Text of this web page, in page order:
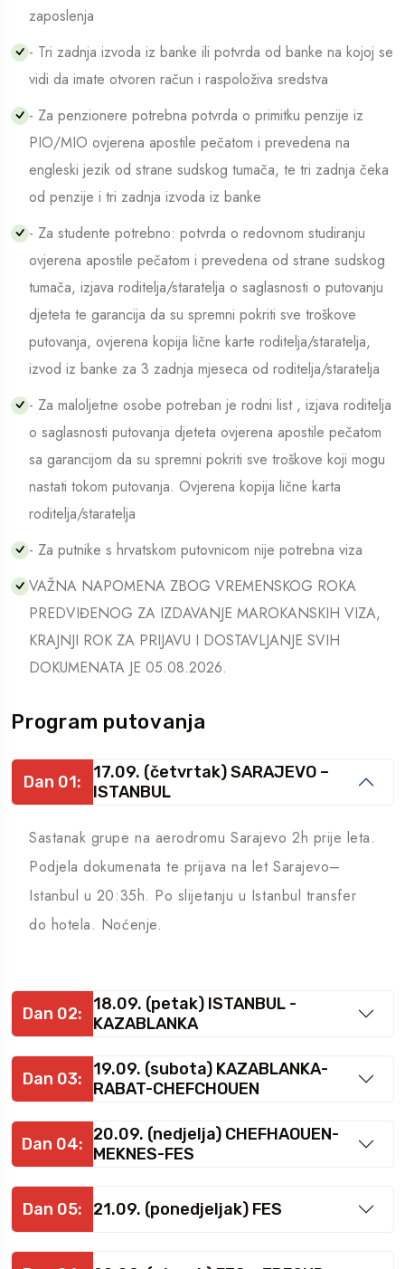
zaposlenja
- Tri zadnja izvoda iz banke ili potvrda od banke na kojoj se
vidi da imate otvoren račun i raspoloživa sredstva
- Za penzionere potrebna potvrda o primitku penzije iz
PIO/MIO ovjerena apostile pečatom i prevedena na
engleski jezik od strane sudskog tumača, te tri zadnja čeka
od penzije i tri zadnja izvoda iz banke
- Za studente potrebno: potvrda o redovnom studiranju
ovjerena apostile pečatom i prevedena od strane sudskog
tumača, izjava roditelja/staratelja o saglasnosti o putovanju
djeteta te garancija da su spremni pokriti sve troškove
putovanja, ovjerena kopija lične karte roditelja/staratelja,
izvod iz banke za 3 zadnja mjeseca od roditelja/staratelja
- Za maloljetne osobe potreban je rodni list , izjava roditelja
o saglasnosti putovanja djeteta ovjerena apostile pečatom
sa garancijom da su spremni pokriti sve troškove koji mogu
nastati tokom putovanja. Ovjerena kopija lične karta
roditelja/staratelja
- Za putnike s hrvatskom putovnicom nije potrebna viza
VAŽNA NAPOMENA ZBOG VREMENSKOG ROKA
PREDVIĐENOG ZA IZDAVANJE MAROKANSKIH VIZA,
KRAJNJI ROK ZA PRIJAVU I DOSTAVLJANJE SVIH
DOKUMENATA JE 05.08.2026.
Program putovanja
Dan 01:
17.09. (četvrtak) SARAJEVO –
ISTANBUL
Sastanak grupe na aerodromu Sarajevo 2h prije leta.
Podjela dokumenata te prijava na let Sarajevo–
Istanbul u 20:35h. Po slijetanju u Istanbul transfer
do hotela. Noćenje.
Dan 02:
18.09. (petak) ISTANBUL -
KAZABLANKA
Dan 03:
19.09. (subota) KAZABLANKA-
RABAT-CHEFCHOUEN
Dan 04: 20.09. (nedjelja) CHEFHAOUEN-
MEKNES-FES
Dan 05: 21.09. (ponedjeljak) FES